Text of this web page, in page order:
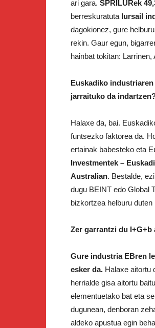
ari gara. SPRILURek
berreskuratuta lursail
dagokionez, gure
rekin. Gaur egun,
hainbat tokitan:
Euskadiko
jarraituko da
Halaxe da, bai.
funtsezko faktorea da.
ertainak babesteko eta
Investmentek –
Australian. Bestalde,
dugu BEINT edo Global
bizkortzea helburu
Zer garrantzi du I+G+b
Gure industria EBren
esker da. Halaxe aitortu
herrialde gisa aitortu
elementuetako bat eta
dugunean, denboran
aldeko apustua egin